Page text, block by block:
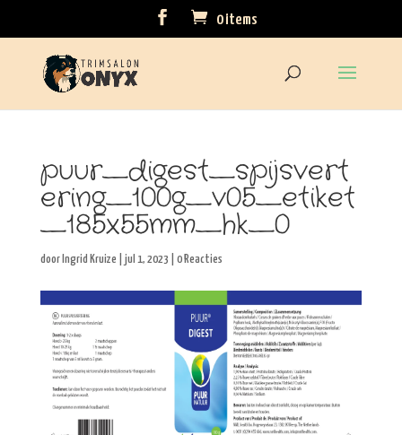
0 items
puur_digest_spijsvert
ering_100g_v05_etiket
_185x55mm_hk_0
door Ingrid Kruize jul 1, 2023 0 Reacties